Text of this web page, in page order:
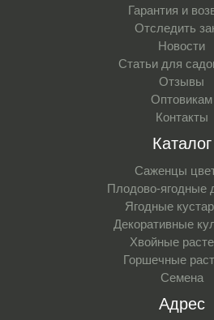
Гарантия и
Отследить
Новости
Статьи для
Отзывы
Оптовикам
Контакты
Каталог
Саженцы
Плодово-ягодные
Ягодные
Декоративные
Хвойные
Горшечные
Семена
Адрес